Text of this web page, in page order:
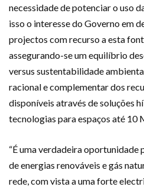
necessidade de potenciar o uso
isso o interesse do Governo em
projectos com recurso a esta
assegurando-se um equilíbrio
versus sustentabilidade
racional e complementar dos
disponíveis através de soluções
tecnologias para espaços até 10
“É uma verdadeira oportunidade
de energias renováveis e gás
rede, com vista a uma forte